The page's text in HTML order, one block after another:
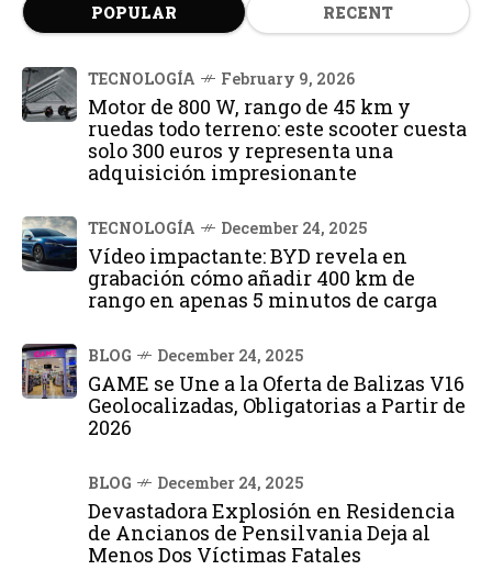
POPULAR RECENT
TECNOLOGÍA February 9, 2026
Motor de 800 W, rango de 45 km y
ruedas todo terreno: este scooter cuesta
solo 300 euros y representa una
adquisición impresionante
TECNOLOGÍA December 24, 2025
Vídeo impactante: BYD revela en
grabación cómo añadir 400 km de
rango en apenas 5 minutos de carga
BLOG December 24, 2025
GAME se Une a la Oferta de Balizas V16
Geolocalizadas, Obligatorias a Partir de
2026
BLOG December 24, 2025
Devastadora Explosión en Residencia
de Ancianos de Pensilvania Deja al
Menos Dos Víctimas Fatales